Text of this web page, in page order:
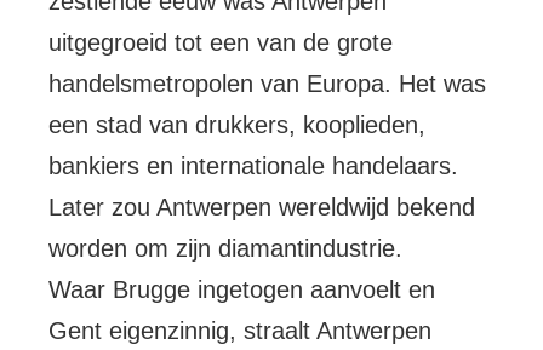
uitgegroeid tot een van de grote
handelsmetropolen van Europa. Het was
een stad van drukkers, kooplieden,
bankiers en internationale handelaars.
Later zou Antwerpen wereldwijd bekend
worden om zijn diamantindustrie.
Waar Brugge ingetogen aanvoelt en
Gent eigenzinnig, straalt Antwerpen